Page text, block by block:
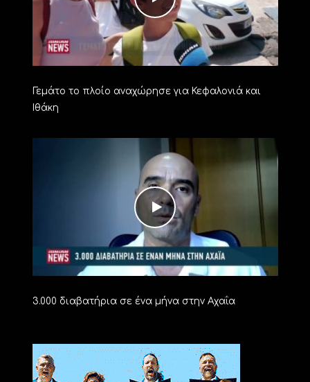
Γεμάτο το πλοίο αναχώρησε για Κεφαλονιά και
Ιθάκη
3.000 διαβατήρια σε ένα μήνα στην Αχαΐα